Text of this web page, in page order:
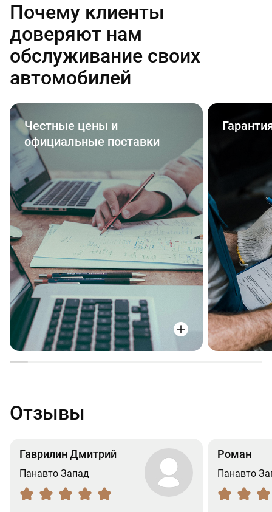
Почему клиенты
доверяют нам
обслуживание своих
автомобилей
Честные цены и
официальные поставки
Отзывы
Гаврилин Дмитрий
Панавто Запад
Роман
Панавто